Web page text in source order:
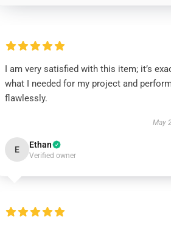
I am very satisfied with this item; it’s
what I needed for my project and
flawlessly.
May
E Ethan
Verified owner